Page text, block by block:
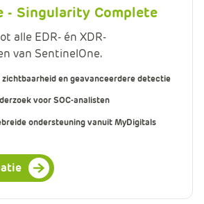
- Singularity Complete
alle EDR- én XDR-
van SentinelOne.
en geavanceerdere detectie
voor SOC-analisten
ondersteuning vanuit MyDigitals